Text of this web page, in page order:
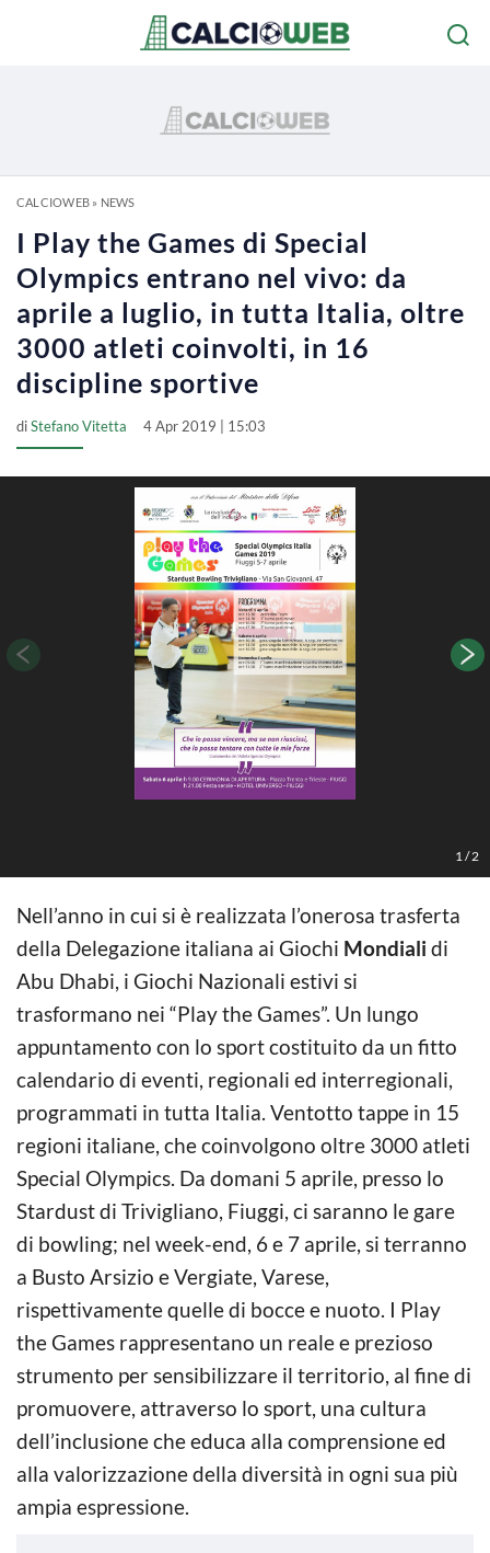
CALCIOWEB» NEWS
I Play the Games di Special
Olympics entrano nel vivo: da
aprile a luglio, in tutta Italia, oltre
3000 atleti coinvolti, in 16
discipline sportive
diStefano Vitetta 4 Apr 2019 | 15:03
1 /2
Nell’anno in cui si è realizzata l’onerosa trasferta
della Delegazione italiana ai Giochi Mondiali di
Abu Dhabi, i Giochi Nazionali estivi si
trasformano nei “Play the Games”. Un lungo
appuntamento con lo sport costituito da un fitto
calendario di eventi, regionali ed interregionali,
programmati in tutta Italia. Ventotto tappe in 15
regioni italiane, che coinvolgono oltre 3000 atleti
Special Olympics. Da domani 5 aprile, presso lo
Stardust di Trivigliano, Fiuggi, ci saranno le gare
di bowling; nel week-end, 6 e 7 aprile, si terranno
a Busto Arsizio e Vergiate, Varese,
rispettivamente quelle di bocce e nuoto. I Play
the Games rappresentano un reale e prezioso
strumento per sensibilizzare il territorio, al fine di
promuovere, attraverso lo sport, una cultura
dell’inclusione che educa alla comprensione ed
alla valorizzazione della diversità in ogni sua più
ampia espressione.